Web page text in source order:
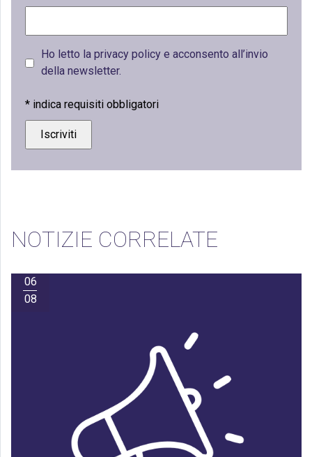
Ho letto la privacy policy e acconsento all’invio
della newsletter.
* indica requisiti obbligatori
NOTIZIE CORRELATE
06
08